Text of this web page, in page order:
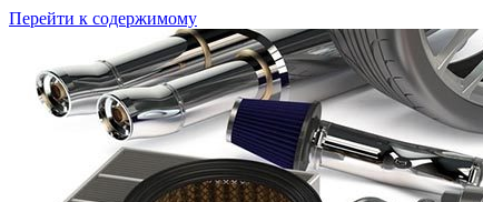
Перейти к содержимому